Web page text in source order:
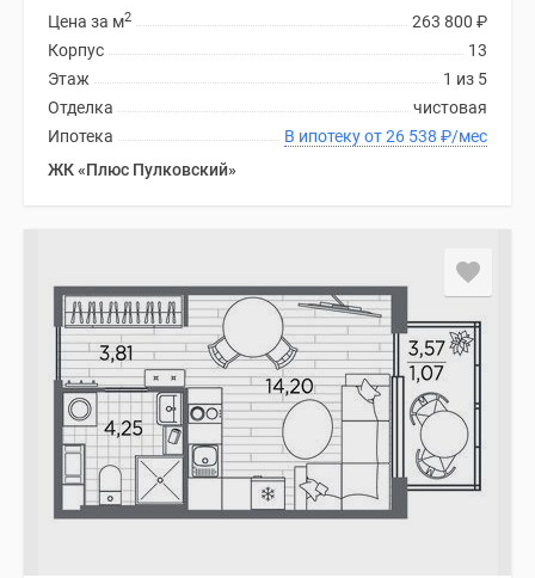
263 800 ₽
Цена за м2
13
Корпус
1 из 5
Этаж
чистовая
Отделка
В ипотеку от 26 538 ₽/мес
Ипотека
ЖК «Плюс Пулковский»